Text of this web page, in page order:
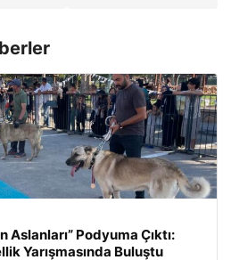
Aslanları” Podyuma Çıktı:
Yarışmasında Buluştu